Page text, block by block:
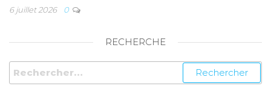
6 juillet 2026 0
RECHERCHE